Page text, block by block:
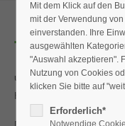
Tagestour
um den Kochelsee im
Herzogstand (1675 HM)
Mit dem Klick auf den
mit der Verwendung
einverstanden. Ihre
ausgewählten
"Auswahl akzeptieren".
Nutzung von Cookies
klicken Sie bitte auf
Erforderlich*
Notwendige